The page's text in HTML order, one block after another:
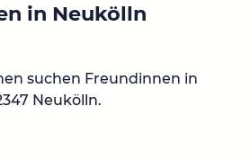
in Neukölln
suchen Freundinnen in
Neukölln.